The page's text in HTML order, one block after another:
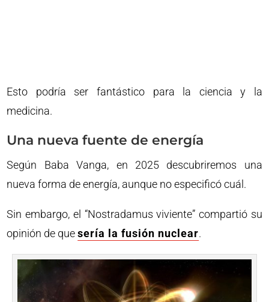
Esto podría ser fantástico para la ciencia y la
medicina.
Una nueva fuente de energía
Según Baba Vanga, en 2025 descubriremos una
nueva forma de energía, aunque no especificó cuál.
Sin embargo, el “Nostradamus viviente” compartió su
opinión de quesería la fusión nuclear.